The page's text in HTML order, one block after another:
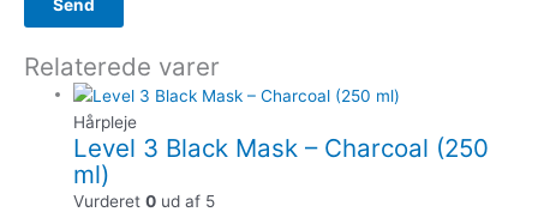
Relaterede varer
Hårpleje
Level 3 Black Mask – Charcoal (250
ml)
Vurderet0 ud af 5